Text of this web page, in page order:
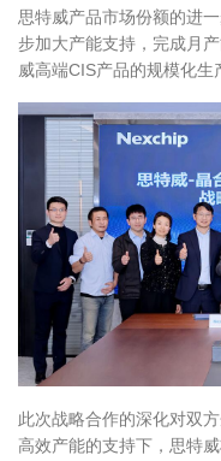
思特威产品市场份额的进
步加大产能支持，完成月
威高端CIS产品的规模化生
此次战略合作的深化对双
高效产能的支持下，思特